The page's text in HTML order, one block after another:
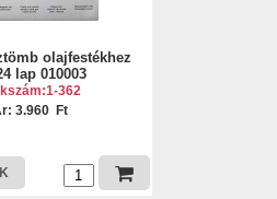
olajfestékhez
lap 010003
362
3.960 Ft